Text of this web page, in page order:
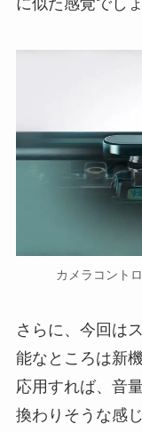
に似た感覚でしょ
カメラコント
さらに、今回は
能なところは新機
応用すれば、音
換わりそうな感